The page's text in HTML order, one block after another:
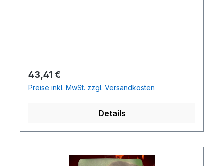
Regulärer Preis:
43,41 €
Preise inkl. MwSt. zzgl. Versandkosten
Details